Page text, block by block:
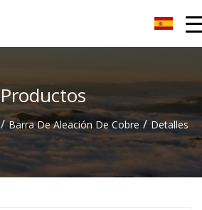
Productos
/ Barra De Aleación De Cobre / Detalles